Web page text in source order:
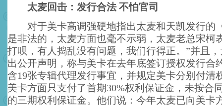
太麦回击：发行合法 不怕官司
对于美卡高调强硬地指出太麦和天凯发行的
是非法的，太麦方面也毫不示弱，太麦老总宋柯
打呗，有人捣乱没有问题，我们行得正。”并且
出公开声明，称与美卡在去年底签订授权发行合
含19张专辑代理发行事宜，并规定美卡分别付清
美卡方面只支付了首期30%权利保证金，未按合
的三期权利保证金。他们说：今年太麦已向美卡